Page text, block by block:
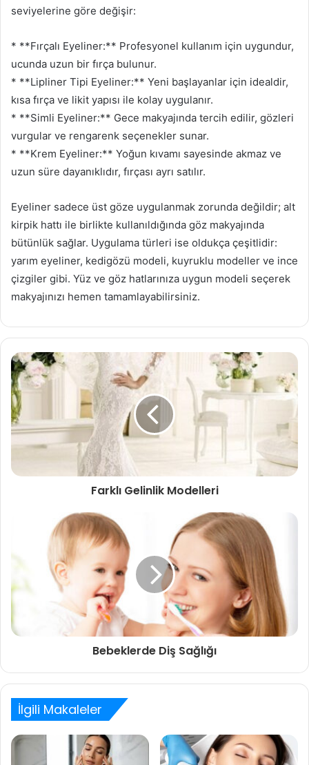
seviyelerine göre değişir:
* **Fırçalı Eyeliner:** Profesyonel kullanım için uygundur,
ucunda uzun bir fırça bulunur.
* **Lipliner Tipi Eyeliner:** Yeni başlayanlar için idealdir,
kısa fırça ve likit yapısı ile kolay uygulanır.
* **Simli Eyeliner:** Gece makyajında tercih edilir, gözleri
vurgular ve rengarenk seçenekler sunar.
* **Krem Eyeliner:** Yoğun kıvamı sayesinde akmaz ve
uzun süre dayanıklıdır, fırçası ayrı satılır.
Eyeliner sadece üst göze uygulanmak zorunda değildir; alt
kirpik hattı ile birlikte kullanıldığında göz makyajında
bütünlük sağlar. Uygulama türleri ise oldukça çeşitlidir:
yarım eyeliner, kedigözü modeli, kuyruklu modeller ve ince
çizgiler gibi. Yüz ve göz hatlarınıza uygun modeli seçerek
makyajınızı hemen tamamlayabilirsiniz.
Farklı Gelinlik Modelleri
Bebeklerde Diş Sağlığı
İlgili Makaleler